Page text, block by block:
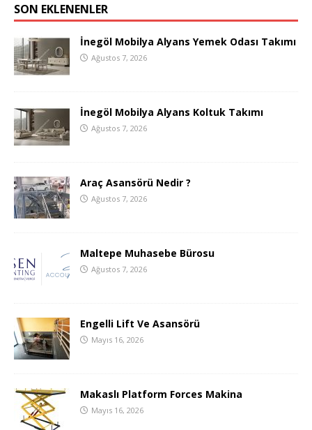
SON EKLENENLER
İnegöl Mobilya Alyans Yemek Odası Takımı
Ağustos 7, 2026
İnegöl Mobilya Alyans Koltuk Takımı
Ağustos 7, 2026
Araç Asansörü Nedir ?
Ağustos 7, 2026
Maltepe Muhasebe Bürosu
Ağustos 7, 2026
Engelli Lift Ve Asansörü
Mayıs 16, 2026
Makaslı Platform Forces Makina
Mayıs 16, 2026